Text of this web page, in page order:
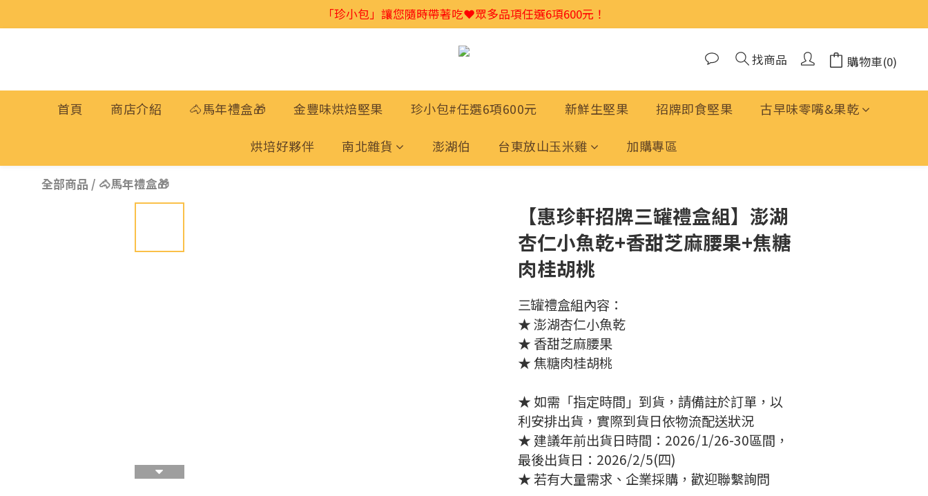
2026馬年禮盒首選🎁獨家低溫烘焙堅果💕特別又好吃👍
「珍小包」讓您隨時帶著吃❤️眾多品項任選6項600元！
2026馬年禮盒首選🎁獨家低溫烘焙堅果💕特別又好吃👍
找商品
購物車(0)
首頁 商店介紹 🐴馬年禮盒🎁 金豐味烘焙堅果 珍小包#任選6項600元 新鮮生堅果 招牌即食堅果 古早味零嘴&果乾
烘培好夥伴 南北雜貨 澎湖伯 台東放山玉米雞 加購專區
全部商品 / 🐴馬年禮盒🎁
【惠珍軒招牌三罐禮盒組】澎湖
杏仁小魚乾+香甜芝麻腰果+焦糖
肉桂胡桃
三罐禮盒組內容：
★ 澎湖杏仁小魚乾
★ 香甜芝麻腰果
★ 焦糖肉桂胡桃
★ 如需「指定時間」到貨，請備註於訂單，以
利安排出貨，實際到貨日依物流配送狀況
★ 建議年前出貨日時間：2026/1/26-30區間，
最後出貨日：2026/2/5(四)
★ 若有大量需求、企業採購，歡迎聯繫詢問